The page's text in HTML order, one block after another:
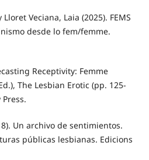
Veciana, Laia (2025). FEMS
desde lo fem/femme.
Receptivity: Femme
The Lesbian Erotic (pp. 125-
Un archivo de sentimientos.
públicas lesbianas. Edicions